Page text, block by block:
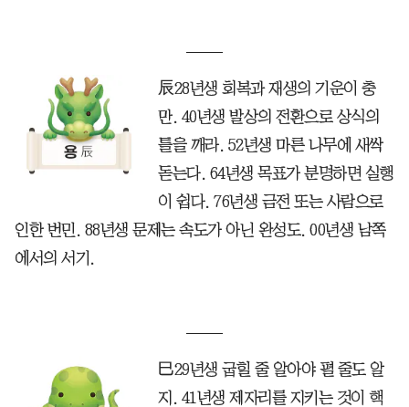
辰28년생 회복과 재생의 기운이 충
만. 40년생 발상의 전환으로 상식의
틀을 깨라. 52년생 마른 나무에 새싹
돋는다. 64년생 목표가 분명하면 실행
이 쉽다. 76년생 금전 또는 사람으로
인한 번민. 88년생 문제는 속도가 아닌 완성도. 00년생 남쪽
에서의 서기.
巳29년생 굽힐 줄 알아야 펼 줄도 알
지. 41년생 제자리를 지키는 것이 핵